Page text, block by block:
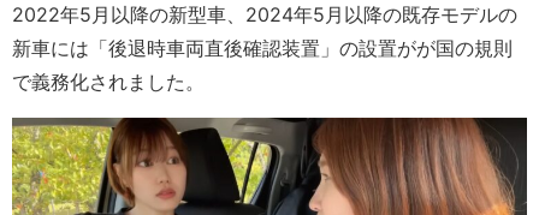
2022年5月以降の新型車、2024年5月以降の既存モデルの
新車には「後退時車両直後確認装置」の設置がが国の規則
で義務化されました。